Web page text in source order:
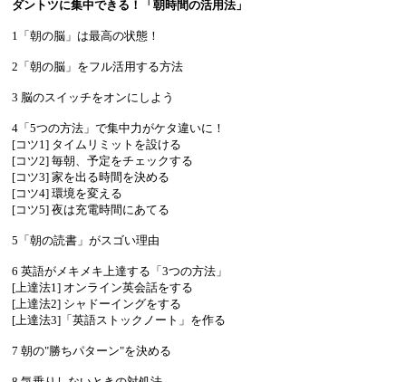
ダントツに集中できる！「朝時間の活用法」
1「朝の脳」は最高の状態！
2「朝の脳」をフル活用する方法
3 脳のスイッチをオンにしよう
4「5つの方法」で集中力がケタ違いに！
[コツ1] タイムリミットを設ける
[コツ2] 毎朝、予定をチェックする
[コツ3] 家を出る時間を決める
[コツ4] 環境を変える
[コツ5] 夜は充電時間にあてる
5「朝の読書」がスゴい理由
6 英語がメキメキ上達する「3つの方法」
[上達法1] オンライン英会話をする
[上達法2] シャドーイングをする
[上達法3]「英語ストックノート」を作る
7 朝の"勝ちパターン"を決める